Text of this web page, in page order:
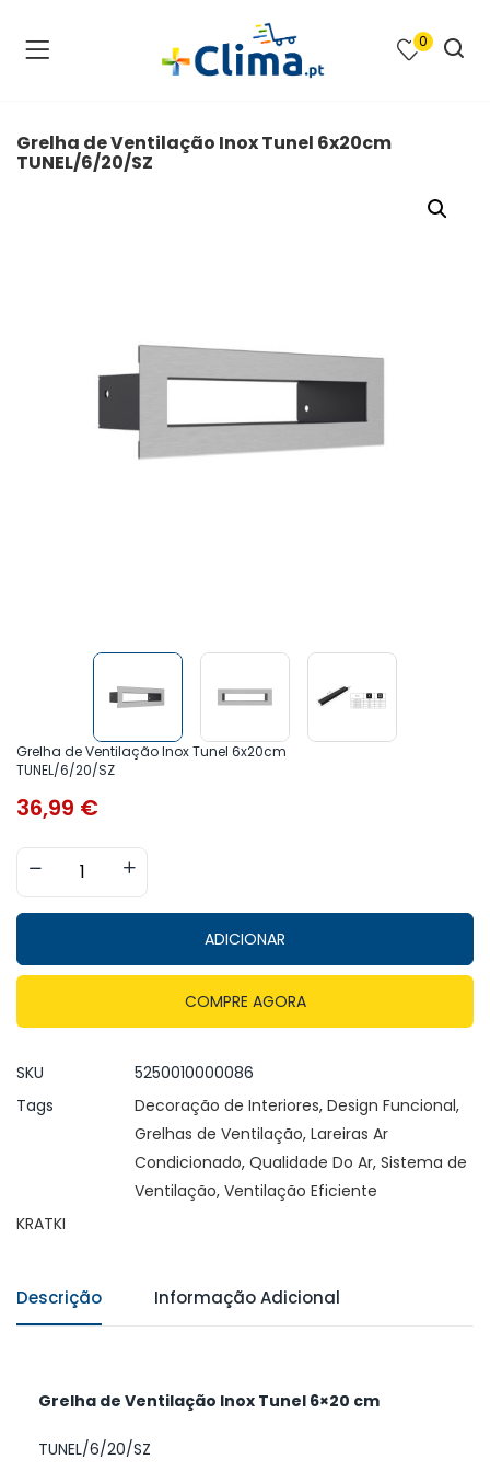
0
Grelha de Ventilação Inox Tunel 6x20cm
TUNEL/6/20/SZ
Grelha de Ventilação Inox Tunel 6x20cm
TUNEL/6/20/SZ
36,99 €
ADICIONAR
COMPRE AGORA
SKU
5250010000086
Tags
Decoração de Interiores, Design Funcional,
Grelhas de Ventilação, Lareiras Ar
Condicionado, Qualidade Do Ar, Sistema de
Ventilação, Ventilação Eficiente
KRATKI
Descrição Informação Adicional
Grelha de Ventilação Inox Tunel 6×20 cm
TUNEL/6/20/SZ